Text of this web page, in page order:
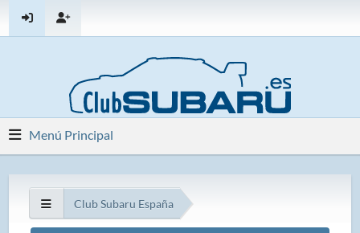
Menú Principal
Club Subaru España